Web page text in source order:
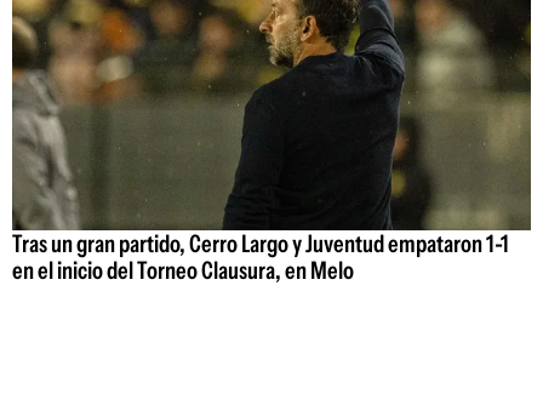
Tras un gran partido, Cerro Largo y Juventud empataron 1-1
en el inicio del Torneo Clausura, en Melo